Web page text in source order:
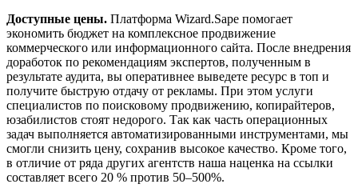
Доступные цены. Платформа Wizard.Sape помогает
экономить бюджет на комплексное продвижение
коммерческого или информационного сайта. После внедрения
доработок по рекомендациям экспертов, полученным в
результате аудита, вы оперативнее выведете ресурс в топ и
получите быструю отдачу от рекламы. При этом услуги
специалистов по поисковому продвижению, копирайтеров,
юзабилистов стоят недорого. Так как часть операционных
задач выполняется автоматизированными инструментами, мы
смогли снизить цену, сохранив высокое качество. Кроме того,
в отличие от ряда других агентств наша наценка на ссылки
составляет всего 20 % против 50–500%.